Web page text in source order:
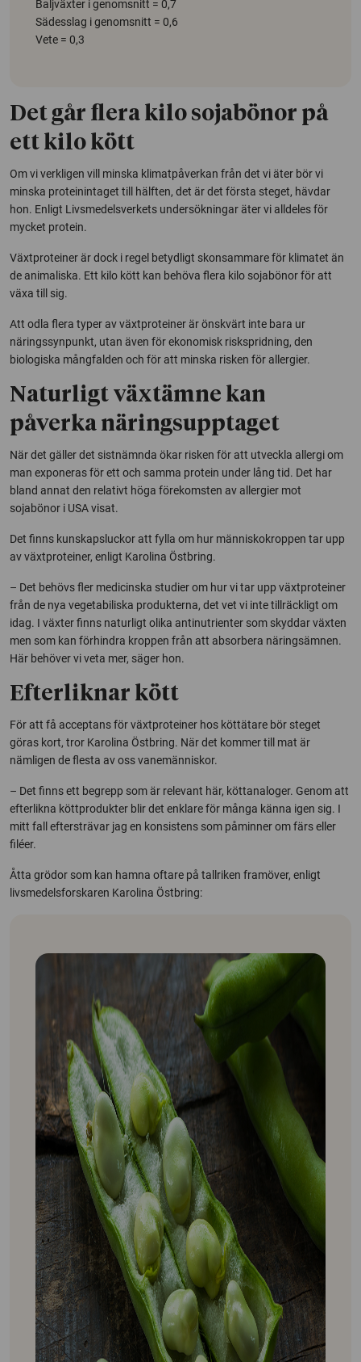
Baljväxter i genomsnitt = 0,7
Sädesslag i genomsnitt = 0,6
Vete = 0,3
Det går flera kilo sojabönor på
ett kilo kött
Om vi verkligen vill minska klimatpåverkan från det vi äter bör vi
minska proteinintaget till hälften, det är det första steget, hävdar
hon. Enligt Livsmedelsverkets undersökningar äter vi alldeles för
mycket protein.
Växtproteiner är dock i regel betydligt skonsammare för klimatet än
de animaliska. Ett kilo kött kan behöva flera kilo sojabönor för att
växa till sig.
Att odla flera typer av växtproteiner är önskvärt inte bara ur
näringssynpunkt, utan även för ekonomisk riskspridning, den
biologiska mångfalden och för att minska risken för allergier.
Naturligt växtämne kan
påverka näringsupptaget
När det gäller det sistnämnda ökar risken för att utveckla allergi om
man exponeras för ett och samma protein under lång tid. Det har
bland annat den relativt höga förekomsten av allergier mot
sojabönor i USA visat.
Det finns kunskapsluckor att fylla om hur människokroppen tar upp
av växtproteiner, enligt Karolina Östbring.
– Det behövs fler medicinska studier om hur vi tar upp växtproteiner
från de nya vegetabiliska produkterna, det vet vi inte tillräckligt om
idag. I växter finns naturligt olika antinutrienter som skyddar växten
men som kan förhindra kroppen från att absorbera näringsämnen.
Här behöver vi veta mer, säger hon.
Efterliknar kött
För att få acceptans för växtproteiner hos köttätare bör steget
göras kort, tror Karolina Östbring. När det kommer till mat är
nämligen de flesta av oss vanemänniskor.
– Det finns ett begrepp som är relevant här, köttanaloger. Genom att
efterlikna köttprodukter blir det enklare för många känna igen sig. I
mitt fall eftersträvar jag en konsistens som påminner om färs eller
filéer.
Åtta grödor som kan hamna oftare på tallriken framöver, enligt
livsmedelsforskaren Karolina Östbring: